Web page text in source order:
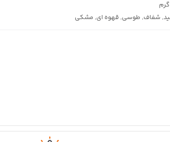
شفاف, طوسی, قهوه ای, مشکی